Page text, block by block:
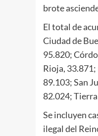
brote
El total de
Ciudad de
95.820;
Rioja,
89.103; San
82.024;
Se incluyen
ilegal del